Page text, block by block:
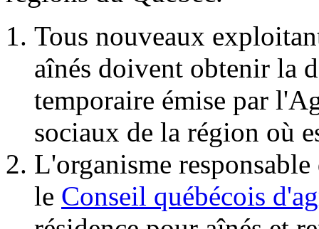
Tous nouveaux
aînés doivent obtenir la
temporaire émise par
sociaux de la région où
L'organisme
le Conseil québécois